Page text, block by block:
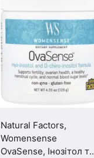
Natural Factors,
Womensense
OvaSense, Інозітол та